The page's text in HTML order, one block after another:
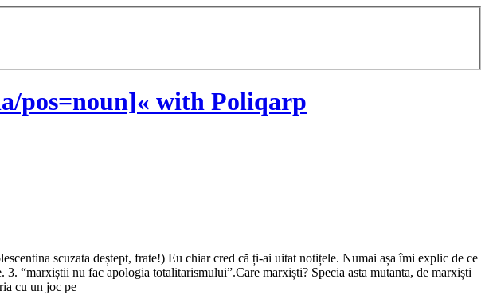
pos=noun]« with Poliqarp
scuzata deștept, frate!) Eu chiar cred că ți-ai uitat notițele. Numai așa îmi explic de ce
3. “marxiștii nu fac apologia totalitarismului”.Care marxiști? Specia asta mutanta, de marxiști
cu un joc pe